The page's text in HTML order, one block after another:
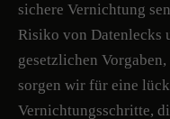
sichere Vernichtung
Risiko von Datenlecks
gesetzlichen
sorgen wir für eine
Vernichtungsschritte,